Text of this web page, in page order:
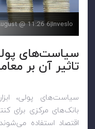
Inveslo
|
6 August @ 11:26
سیاست‌های
تاثیر آن بر
سیاست‌های پولی،
بانک‌های مرکزی برای
اقتصاد استفاده